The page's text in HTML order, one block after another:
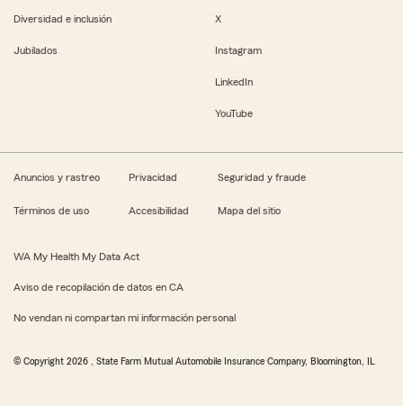
Diversidad e inclusión
Jubilados
X
Instagram
LinkedIn
YouTube
Anuncios y rastreo Privacidad Seguridad y fraude
Términos de uso Accesibilidad Mapa del sitio
WA My Health My Data Act
Aviso de recopilación de datos en CA
No vendan ni compartan mi información personal
© Copyright 2026 , State Farm Mutual Automobile Insurance Company, Bloomington, IL